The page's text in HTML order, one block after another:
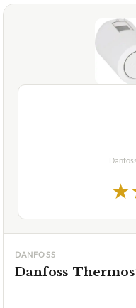
★
DANFOSS
Danfoss-